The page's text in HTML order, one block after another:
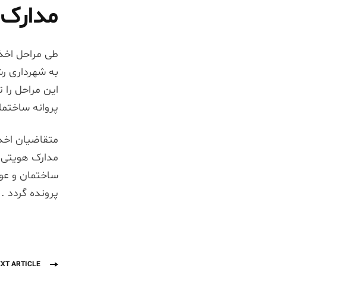
طی مراحل
به شهرداری
این مراحل
پروانه
متقاضیان
مدارک
ساختمان و
پرونده گردد .
Post
ARTICLE